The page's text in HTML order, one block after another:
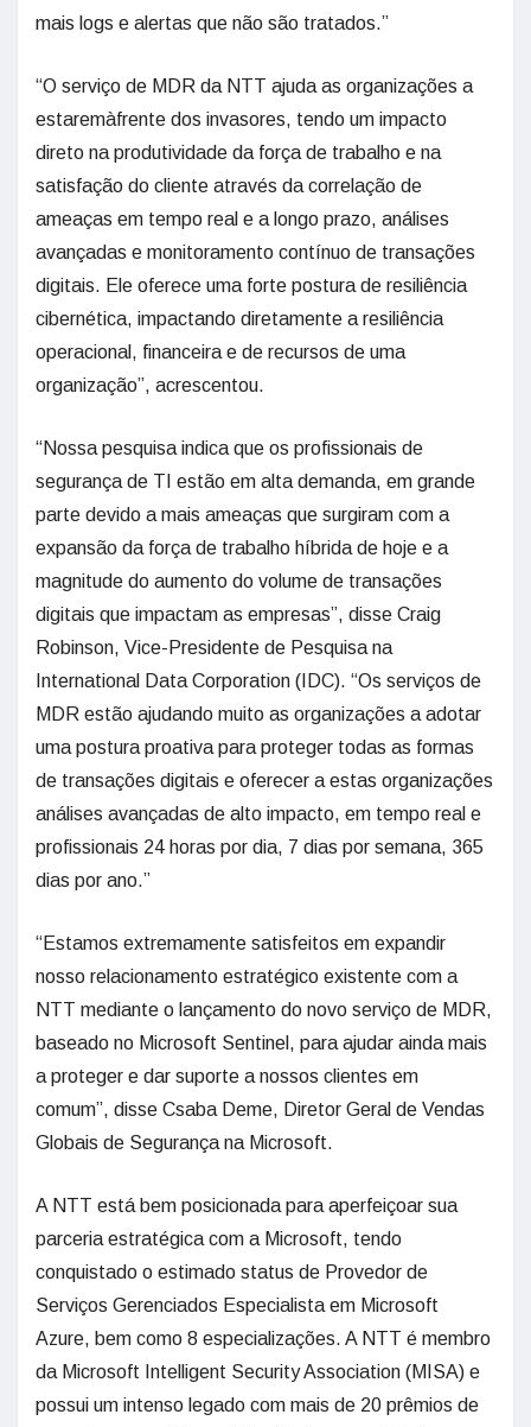
mais logs e alertas que não são tratados.”
“O serviço de MDR da NTT ajuda as organizações a
estaremàfrente dos invasores, tendo um impacto
direto na produtividade da força de trabalho e na
satisfação do cliente através da correlação de
ameaças em tempo real e a longo prazo, análises
avançadas e monitoramento contínuo de transações
digitais. Ele oferece uma forte postura de resiliência
cibernética, impactando diretamente a resiliência
operacional, financeira e de recursos de uma
organização”, acrescentou.
“Nossa pesquisa indica que os profissionais de
segurança de TI estão em alta demanda, em grande
parte devido a mais ameaças que surgiram com a
expansão da força de trabalho híbrida de hoje e a
magnitude do aumento do volume de transações
digitais que impactam as empresas”, disse Craig
Robinson, Vice-Presidente de Pesquisa na
International Data Corporation (IDC). “Os serviços de
MDR estão ajudando muito as organizações a adotar
uma postura proativa para proteger todas as formas
de transações digitais e oferecer a estas organizações
análises avançadas de alto impacto, em tempo real e
profissionais 24 horas por dia, 7 dias por semana, 365
dias por ano.”
“Estamos extremamente satisfeitos em expandir
nosso relacionamento estratégico existente com a
NTT mediante o lançamento do novo serviço de MDR,
baseado no Microsoft Sentinel, para ajudar ainda mais
a proteger e dar suporte a nossos clientes em
comum”, disse Csaba Deme, Diretor Geral de Vendas
Globais de Segurança na Microsoft.
A NTT está bem posicionada para aperfeiçoar sua
parceria estratégica com a Microsoft, tendo
conquistado o estimado status de Provedor de
Serviços Gerenciados Especialista em Microsoft
Azure, bem como 8 especializações. A NTT é membro
da Microsoft Intelligent Security Association (MISA) e
possui um intenso legado com mais de 20 prêmios de